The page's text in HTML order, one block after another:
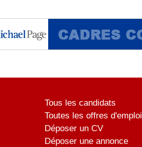
Tous les candidats
Toutes les offres d'emploi
Déposer un CV
Déposer une annonce